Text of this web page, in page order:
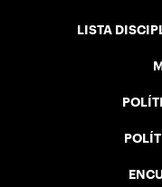
LISTA